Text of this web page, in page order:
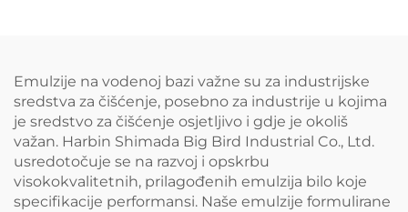
Emulzije na vodenoj bazi važne su za industrijske
sredstva za čišćenje, posebno za industrije u kojima
je sredstvo za čišćenje osjetljivo i gdje je okoliš
važan. Harbin Shimada Big Bird Industrial Co., Ltd.
usredotočuje se na razvoj i opskrbu
visokokvalitetnih, prilagođenih emulzija bilo koje
specifikacije performansi. Naše emulzije formulirane